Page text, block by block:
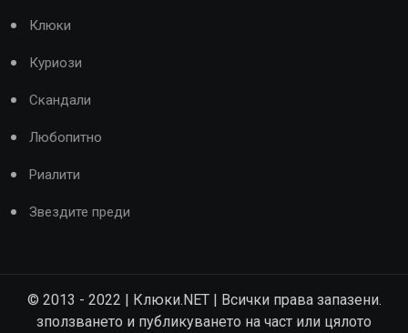
Клюки
Куриози
Скандали
Любопитно
Риалити
Звездите преди
© 2013 - 2022 | Клюки.NET | Всички права запазени.
зползването и публикуването на част или цялото